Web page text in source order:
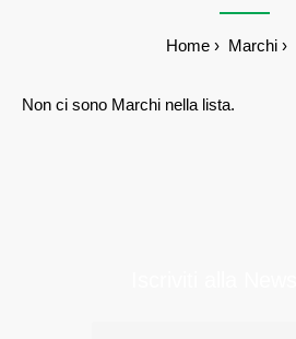
Home Marchi
Non ci sono Marchi nella lista.